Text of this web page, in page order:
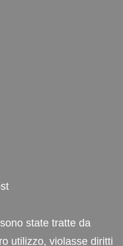
state tratte da
utilizzo, violasse diritti